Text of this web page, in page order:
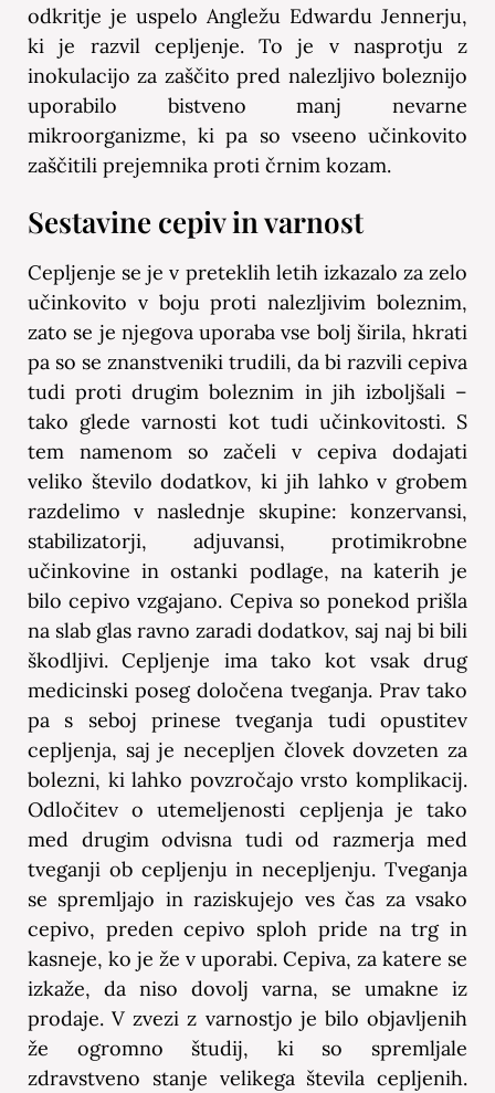
odkritje je uspelo Angležu Edwardu Jennerju,
ki je razvil cepljenje. To je v nasprotju z
inokulacijo za zaščito pred nalezljivo boleznijo
uporabilo bistveno manj nevarne
mikroorganizme, ki pa so vseeno učinkovito
zaščitili prejemnika proti črnim kozam.
Sestavine cepiv in varnost
Cepljenje se je v preteklih letih izkazalo za zelo
učinkovito v boju proti nalezljivim boleznim,
zato se je njegova uporaba vse bolj širila, hkrati
pa so se znanstveniki trudili, da bi razvili cepiva
tudi proti drugim boleznim in jih izboljšali –
tako glede varnosti kot tudi učinkovitosti. S
tem namenom so začeli v cepiva dodajati
veliko število dodatkov, ki jih lahko v grobem
razdelimo v naslednje skupine: konzervansi,
stabilizatorji, adjuvansi, protimikrobne
učinkovine in ostanki podlage, na katerih je
bilo cepivo vzgajano. Cepiva so ponekod prišla
na slab glas ravno zaradi dodatkov, saj naj bi bili
škodljivi. Cepljenje ima tako kot vsak drug
medicinski poseg določena tveganja. Prav tako
pa s seboj prinese tveganja tudi opustitev
cepljenja, saj je necepljen človek dovzeten za
bolezni, ki lahko povzročajo vrsto komplikacij.
Odločitev o utemeljenosti cepljenja je tako
med drugim odvisna tudi od razmerja med
tveganji ob cepljenju in necepljenju. Tveganja
se spremljajo in raziskujejo ves čas za vsako
cepivo, preden cepivo sploh pride na trg in
kasneje, ko je že v uporabi. Cepiva, za katere se
izkaže, da niso dovolj varna, se umakne iz
prodaje. V zvezi z varnostjo je bilo objavljenih
že ogromno študij, ki so spremljale
zdravstveno stanje velikega števila cepljenih.